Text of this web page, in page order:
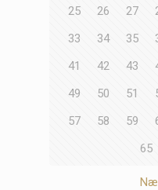
25
26 27
33
34 35
41
42 43
49
50 51
57
58 59
65